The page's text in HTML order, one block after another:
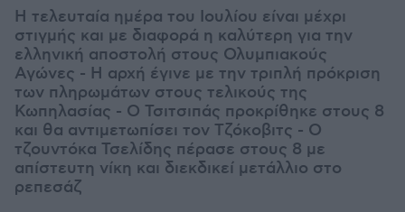
Η τελευταία ημέρα του Ιουλίου είναι μέχρι
στιγμής και με διαφορά η καλύτερη για την
ελληνική αποστολή στους Ολυμπιακούς
Αγώνες - Η αρχή έγινε με την τριπλή πρόκριση
των πληρωμάτων στους τελικούς της
Κωπηλασίας - Ο Τσιτσιπάς προκρίθηκε στους 8
και θα αντιμετωπίσει τον Τζόκοβιτς - Ο
τζουντόκα Τσελίδης πέρασε στους 8 με
απίστευτη νίκη και διεκδικεί μετάλλιο στο
ρεπεσάζ